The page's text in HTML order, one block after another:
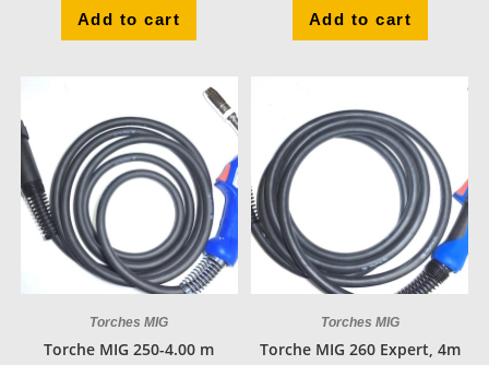
Add to cart Add to cart
Torches MIG
Torche MIG 250-4.00 m
Torches MIG
Torche MIG 260 Expert, 4m